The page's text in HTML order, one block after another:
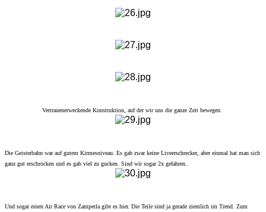
Vertrauenerweckende Konstruktion, auf der wir uns die ganze Zeit bewegen.
Die Geisterbahn war auf gutem Kirmesniveau. Es gab zwar keine Liveerschrecker, aber einmal hat man sich
ganz gut erschrocken und es gab viel zu gucken. Sind wir sogar 2x gefahren..
Und sogar einen Air Race von Zamperla gibt es hier. Die Teile sind ja gerade ziemlich im Trend. Zum